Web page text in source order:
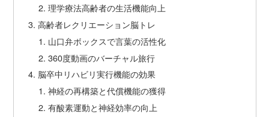
理学療法高齢者の生活機能向上
高齢者レクリエーション脳トレ
山口弁ボックスで言葉の活性化
360度動画のバーチャル旅行
脳卒中リハビリ実行機能の効果
神経の再構築と代償機能の獲得
有酸素運動と神経効率の向上